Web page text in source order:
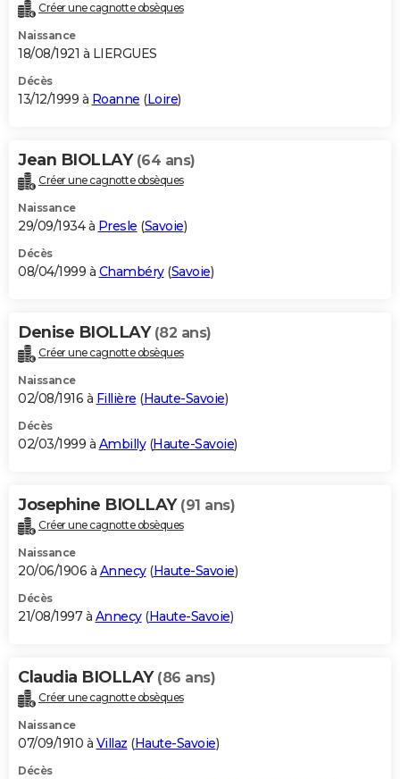
Créer une cagnotte obsèques
Naissance
18/08/1921 à LIERGUES
Décès
13/12/1999 à Roanne (Loire)
Jean BIOLLAY (64 ans)
Créer une cagnotte obsèques
Naissance
29/09/1934 à Presle (Savoie)
Décès
08/04/1999 à Chambéry(Savoie)
Denise BIOLLAY (82 ans)
Créer une cagnotte obsèques
Naissance
02/08/1916 à Fillière (Haute-Savoie)
Décès
02/03/1999 à Ambilly(Haute-Savoie)
Josephine BIOLLAY (91 ans)
Créer une cagnotte obsèques
Naissance
20/06/1906 à Annecy(Haute-Savoie)
Décès
21/08/1997 à Annecy(Haute-Savoie)
Claudia BIOLLAY (86 ans)
Créer une cagnotte obsèques
Naissance
07/09/1910 à Villaz (Haute-Savoie)
Décès